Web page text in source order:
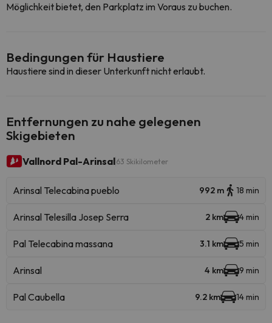
Möglichkeit bietet, den Parkplatz im Voraus zu buchen.
Bedingungen für Haustiere
Haustiere sind in dieser Unterkunft nicht erlaubt.
Entfernungen zu nahe gelegenen
Skigebieten
Vallnord Pal-Arinsal63 Skikilometer
Arinsal Telecabina pueblo 992 m 18 min
Arinsal Telesilla Josep Serra 2 km 4 min
Pal Telecabina massana 3.1 km 5 min
Arinsal 4 km 9 min
Pal Caubella 9.2 km 14 min